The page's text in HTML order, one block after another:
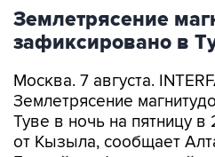
Землетрясение
зафиксировано в
Москва. 7 августа.
Землетрясение
Туве в ночь на пятницу в
от Кызыла, сообщает